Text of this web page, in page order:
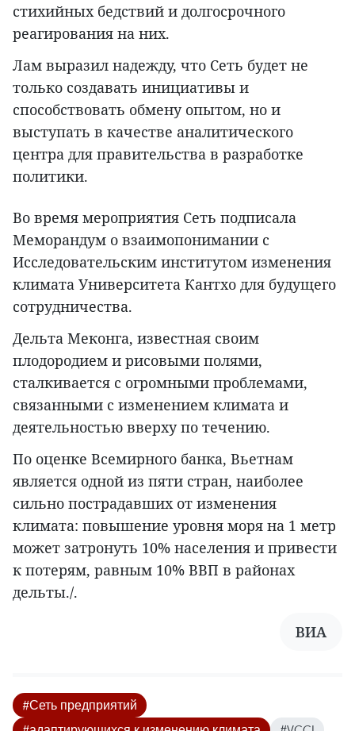
стихийных бедствий и долгосрочного
реагирования на них.
Лам выразил надежду, что Сеть будет не
только создавать инициативы и
способствовать обмену опытом, но и
выступать в качестве аналитического
центра для правительства в разработке
политики.
Во время мероприятия Сеть подписала
Меморандум о взаимопонимании с
Исследовательским институтом изменения
климата Университета Кантхо для будущего
сотрудничества.
Дельта Меконга, известная своим
плодородием и рисовыми полями,
сталкивается с огромными проблемами,
связанными с изменением климата и
деятельностью вверху по течению.
По оценке Всемирного банка, Вьетнам
является одной из пяти стран, наиболее
сильно пострадавших от изменения
климата: повышение уровня моря на 1 метр
может затронуть 10% населения и привести
к потерям, равным 10% ВВП в районах
дельты./.
ВИА
#Сеть предприятий